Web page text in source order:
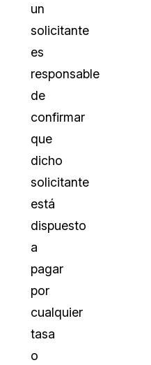
un
solicitante
es
responsable
de
confirmar
que
dicho
solicitante
está
dispuesto
a
pagar
por
cualquier
tasa
o